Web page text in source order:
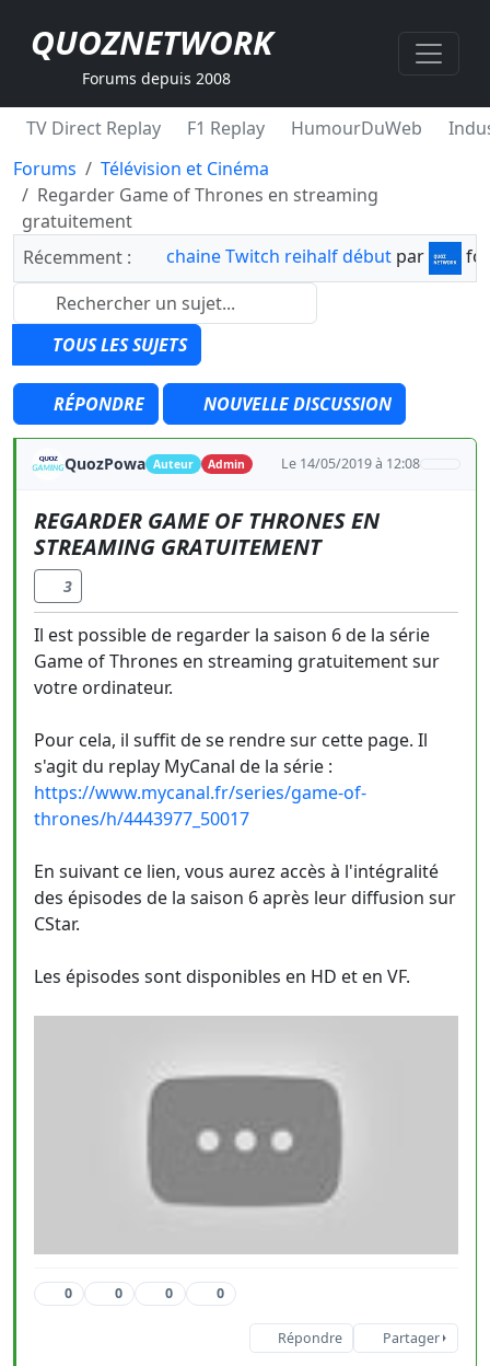
QUOZNETWORK
Forums depuis 2008
TV Direct Replay F1 Replay HumourDuWeb
Forums
Télévision et Cinéma
Regarder Game of Thrones en streaming
gratuitement
Récemment :
chaine Twitch reihalf début par
TOUS LES SUJETS
RÉPONDRE NOUVELLE DISCUSSION
QuozPowa Auteur Admin Le 14/05/2019 à 12:08
REGARDER GAME OF THRONES EN
STREAMING GRATUITEMENT
3
Il est possible de regarder la saison 6 de la série
Game of Thrones en streaming gratuitement sur
votre ordinateur.
Pour cela, il suffit de se rendre sur cette page. Il
s'agit du replay MyCanal de la série :
https://www.mycanal.fr/series/game-of-
thrones/h/4443977_50017
En suivant ce lien, vous aurez accès à l'intégralité
des épisodes de la saison 6 après leur diffusion sur
CStar.
Les épisodes sont disponibles en HD et en VF.
0 0 0 0
Répondre Partager